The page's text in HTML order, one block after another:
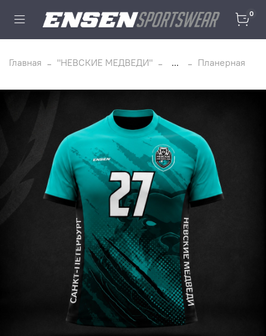
0
Главная "НЕВСКИЕ МЕДВЕДИ" ... Планерная